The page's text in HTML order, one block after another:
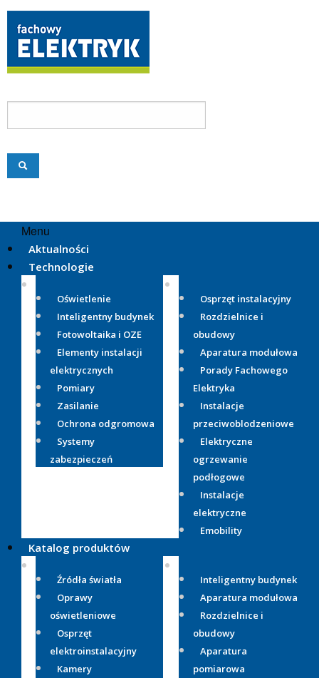
Menu
Aktualności
Technologie
Oświetlenie
Inteligentny budynek
Fotowoltaika i OZE
Elementy instalacji
elektrycznych
Pomiary
Zasilanie
Ochrona odgromowa
Systemy
zabezpieczeń
Osprzęt instalacyjny
Rozdzielnice i
obudowy
Aparatura modułowa
Porady Fachowego
Elektryka
Instalacje
przeciwoblodzeniowe
Elektryczne
ogrzewanie
podłogowe
Instalacje
elektryczne
Emobility
Katalog produktów
Źródła światła
Oprawy
oświetleniowe
Osprzęt
elektroinstalacyjny
Kamery
Inteligentny budynek
Aparatura modułowa
Rozdzielnice i
obudowy
Aparatura
pomiarowa